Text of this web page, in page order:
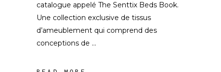
catalogue appelé The Senttix Beds Book.
Une collection exclusive de tissus
d’ameublement qui comprend des
conceptions de